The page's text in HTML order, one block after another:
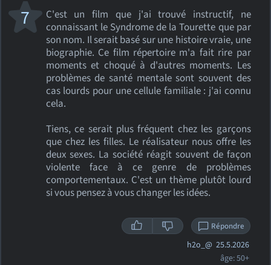
C'est un film que j'ai trouvé instructif, ne
connaissant le Syndrome de la Tourette que par
son nom. Il serait basé sur une histoire vraie, une
biographie. Ce film répertoire m'a fait rire par
moments et choqué à d'autres moments. Les
problèmes de santé mentale sont souvent des
cas lourds pour une cellule familiale : j'ai connu
cela.
Tiens, ce serait plus fréquent chez les garçons
que chez les filles. Le réalisateur nous offre les
deux sexes. La société réagit souvent de façon
violente face à ce genre de problèmes
comportementaux. C'est un thème plutôt lourd
si vous pensez à vous changer les idées.
7
Répondre
h2o_@ 25.5.2026
âge: 50+